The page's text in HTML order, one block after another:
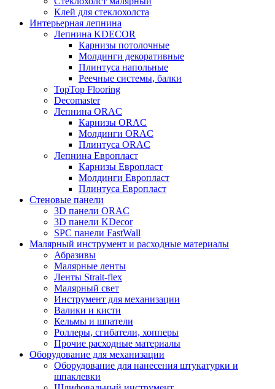
Клей для стеклохолста
Интерьерная лепнина
Лепнина KDECOR
Карнизы потолочные
Молдинги декоративные
Плинтуса напольные
Реечные системы, балки
TopTop Flooring
Decomaster
Лепнина ORAC
Карнизы ORAC
Молдинги ORAC
Плинтуса ORAC
Лепнина Европласт
Карнизы Европласт
Молдинги Европласт
Плинтуса Европласт
Стеновые панели
3D панели ORAC
3D панели KDecor
SPC панели FastWall
Малярный инструмент и расходные материалы
Абразивы
Малярные ленты
Ленты Strait-flex
Малярный свет
Инструмент для механизации
Валики и кисти
Кельмы и шпатели
Роллеры, сгибатели, хопперы
Прочие расходные материалы
Оборудование для механизации
Оборудование для нанесения штукатурки и
шпаклевки